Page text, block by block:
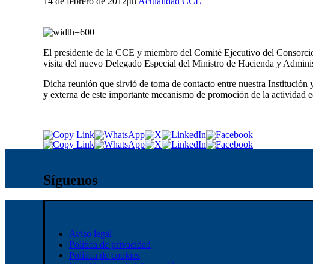
El presidente de la CCE y miembro del Comité Ejecutivo del
visita del nuevo Delegado Especial del Ministro de Hacienda y
Dicha reunión que sirvió de toma de contacto entre nuestra
y externa de este importante mecanismo de promoción de la actividad
Síguenos
Aviso legal
Política de privacidad
Política de cookies